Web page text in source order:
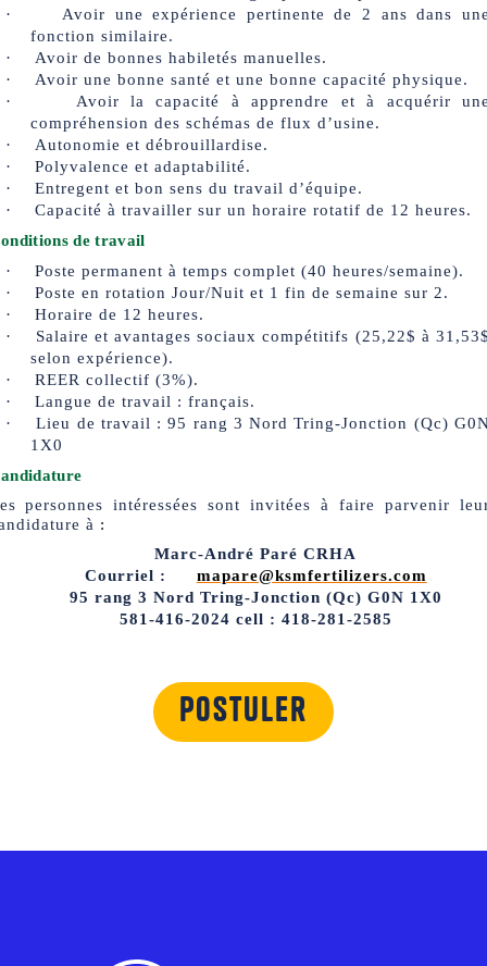
·
Avoir une expérience pertinente de 2 ans dans
fonction similaire.
·
Avoir de bonnes habiletés manuelles.
·
Avoir une bonne santé et une bonne capacité physique.
·
Avoir la capacité à apprendre et à acquérir
compréhension des schémas de flux d’usine.
·
Autonomie et débrouillardise.
·
Polyvalence et adaptabilité.
·
Entregent et bon sens du travail d’équipe.
·
Capacité à travailler sur un horaire rotatif de 12 heures.
de travail
·
Poste permanent à temps complet (40 heures/semaine).
·
Poste en rotation Jour/Nuit et 1 fin de semaine sur 2.
·
Horaire de 12 heures.
·
Salaire et avantages sociaux compétitifs (25,22$ à
selon expérience).
·
REER collectif (3%).
·
Langue de travail : français.
·
Lieu de travail : 95 rang 3 Nord Tring-Jonction (Qc)
1X0
personnes intéressées sont invitées à faire parvenir
à :
Marc-André Paré CRHA
Courriel :
mapare@ksmfertilizers.com
95 rang 3 Nord Tring-Jonction (Qc) G0N 1X0
581-416-2024 cell : 418-281-2585
Postuler